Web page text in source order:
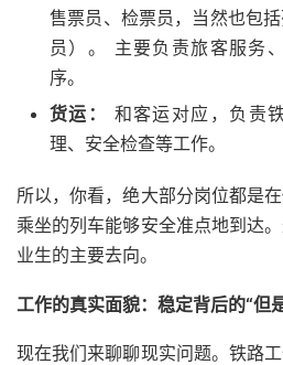
售票员、检票员，当然也包
员）。 主要负责旅客服务
序。
货运：
和客运对应，负责
理、安全检查等工作。
所以，你看，绝大部分岗位都是
乘坐的列车能够安全准点地到达
业生的主要去向。
工作的真实面貌：稳定背后的“但
现在我们来聊聊现实问题。铁路